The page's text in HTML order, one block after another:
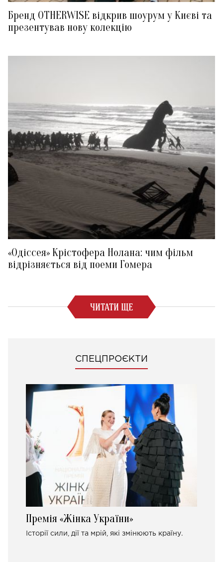
Бренд OTHERWISE відкрив шоурум у Києві та
презентував нову колекцію
«Одіссея» Крістофера Нолана: чим фільм
відрізняється від поеми Гомера
ЧИТАТИ ЩЕ
СПЕЦПРОЄКТИ
Премія «Жінка України»
Історії сили, дії та мрій, які змінюють країну.